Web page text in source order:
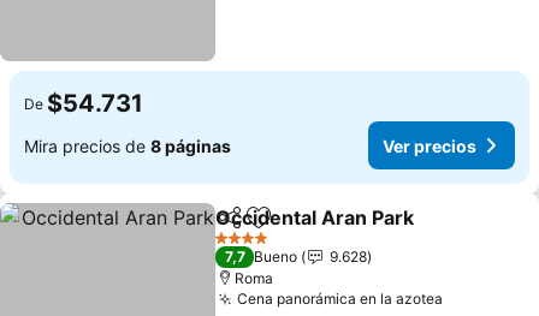
De $54.731
Mira precios de 8 páginas Ver precios
CompartirAgregar a favoritos
Occidental Aran Park
4 Estrellas
7,7 Bueno
9.628
Roma
Cena panorámica en la azotea